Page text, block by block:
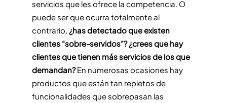
servicios que les ofrece la competencia. O
puede ser que ocurra totalmente al
contrario, ¿has detectado que existen
clientes “sobre-servidos”? ¿crees que hay
clientes que tienen más servicios de los que
demandan?En numerosas ocasiones hay
productos que están tan repletos de
funcionalidades que sobrepasan las